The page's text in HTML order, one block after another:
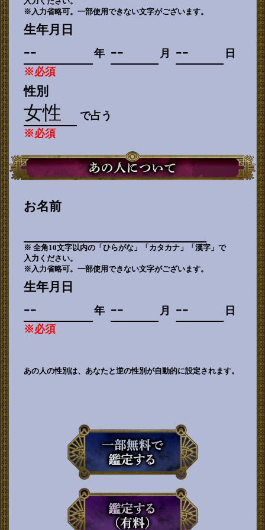
※入力省略可。一部使用できない文字がございます。
生年月日
年 月
日
※必須
性別
で占う
※必須
お名前
※ 全角10文字以内の「ひらがな」「カタカナ」「漢字」で
入力ください。
※入力省略可。一部使用できない文字がございます。
生年月日
年 月
日
※必須
あの人の性別は、あなたと逆の性別が自動的に設定されます。